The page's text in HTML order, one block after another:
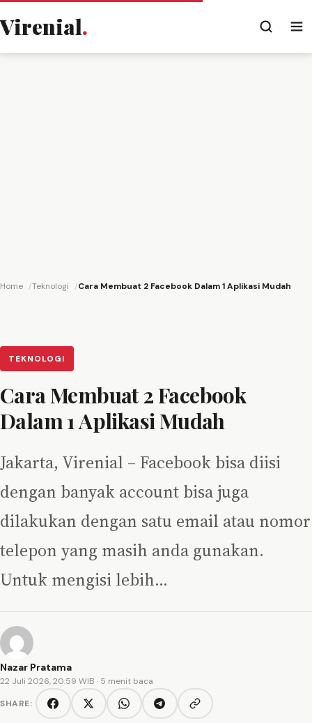
Virenial.
Home Teknologi Cara Membuat 2 Facebook Dalam 1 Aplikasi Mudah
TEKNOLOGI
Cara Membuat 2 Facebook
Dalam 1 Aplikasi Mudah
Jakarta, Virenial – Facebook bisa diisi
dengan banyak account bisa juga
dilakukan dengan satu email atau nomor
telepon yang masih anda gunakan.
Untuk mengisi lebih…
Nazar Pratama
22 Juli 2026, 20:59 WIB · 5 menit baca
SHARE:
FacebookTwitter/XWhatsAppTelegramCopy link